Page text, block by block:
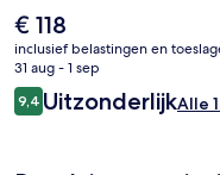
to public transportation:
Station is 8 minutes.
De
huidige
prijs
is
€ 118
€ 118
inclusief belastingen en
31 aug - 1 sep
Beoordelingen
9,49,4 op 10 –
UitzonderlijkAlle